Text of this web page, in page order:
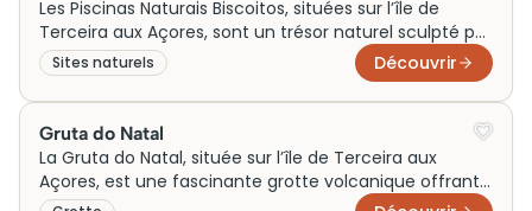
beauté naturelle et héritage spirituel, faisant de
chaque visite une expérience à la fois apaisante et
historique.
Les Piscinas Naturais Biscoitos, situées sur l’île de
Terceira aux Açores, sont un trésor naturel sculpté par
des éruptions volcaniques ancestrales. Ces bassins
d’eau cristalline, entourés de formations rocheuses
noires, offrent un lieu de baignade unique et
pittoresque. Historiquement, ces piscines servaient de
point de rencontre et de détente pour les habitants,
soulignant leur rôle culturel essentiel dans la vie
communautaire. Aujourd’hui, elles attirent les visiteurs
Sites naturels Découvrir
Gruta do Natal
La Gruta do Natal, située sur l’île de Terceira aux
Açores, est une fascinante grotte volcanique offrant
un voyage à travers le temps géologique. Nichée au